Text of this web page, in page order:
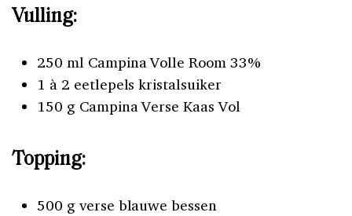
Vulling:
250 ml Campina Volle Room 33%
1 à 2 eetlepels kristalsuiker
150 g Campina Verse Kaas Vol
Topping:
500 g verse blauwe bessen